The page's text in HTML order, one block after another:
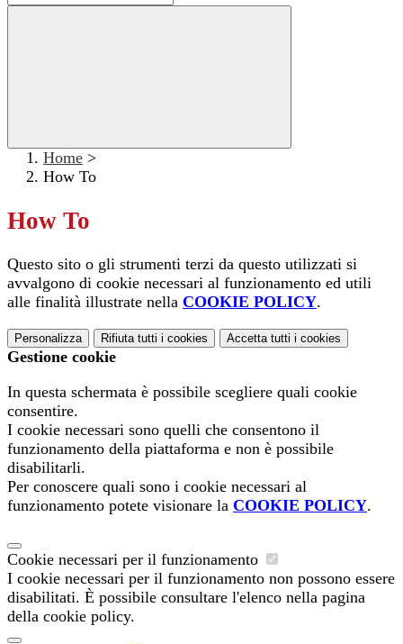
Home >
How To
How To
Questo sito o gli strumenti terzi da questo utilizzati si
avvalgono di cookie necessari al funzionamento ed utili
alle finalità illustrate nella COOKIE POLICY.
Personalizza Rifiuta tutti i cookies Accetta tutti i cookies
Gestione cookie
In questa schermata è possibile scegliere quali cookie
consentire.
I cookie necessari sono quelli che consentono il
funzionamento della piattaforma e non è possibile
disabilitarli.
Per conoscere quali sono i cookie necessari al
funzionamento potete visionare la COOKIE POLICY.
Cookie necessari per il funzionamento
I cookie necessari per il funzionamento non possono essere
disabilitati. È possibile consultare l'elenco nella pagina
della cookie policy.